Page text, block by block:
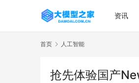
资讯
首页 人工智能
抢先体验国产